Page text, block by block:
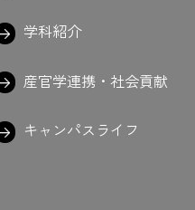
学科紹介
キャンパスライフ
産官学連携・社会貢献